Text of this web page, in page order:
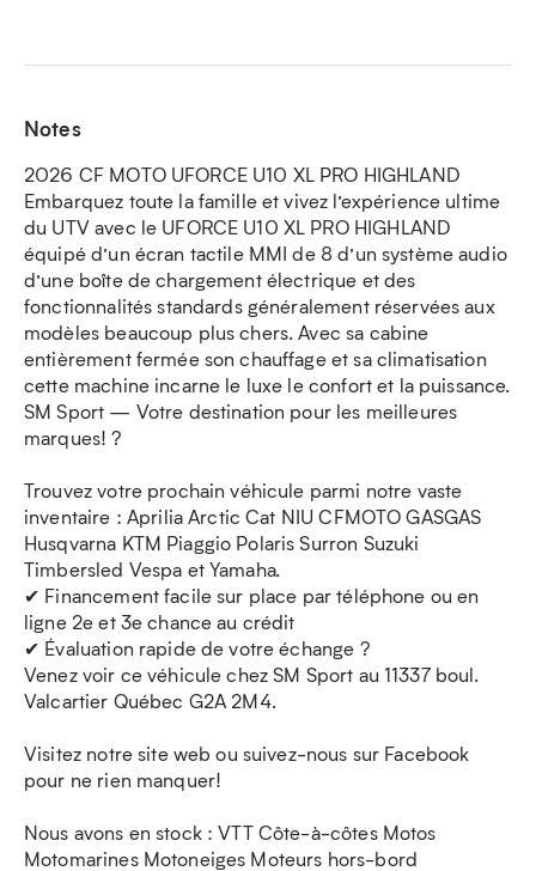
Notes
2026 CF MOTO UFORCE U10 XL PRO HIGHLAND
Embarquez toute la famille et vivez l’expérience ultime
du UTV avec le UFORCE U10 XL PRO HIGHLAND
équipé d’un écran tactile MMI de 8 d’un système audio
d’une boîte de chargement électrique et des
fonctionnalités standards généralement réservées aux
modèles beaucoup plus chers. Avec sa cabine
entièrement fermée son chauffage et sa climatisation
cette machine incarne le luxe le confort et la puissance.
SM Sport — Votre destination pour les meilleures
marques! ?
Trouvez votre prochain véhicule parmi notre vaste
inventaire : Aprilia Arctic Cat NIU CFMOTO GASGAS
Husqvarna KTM Piaggio Polaris Surron Suzuki
Timbersled Vespa et Yamaha.
✔ Financement facile sur place par téléphone ou en
ligne 2e et 3e chance au crédit
✔ Évaluation rapide de votre échange ?
Venez voir ce véhicule chez SM Sport au 11337 boul.
Valcartier Québec G2A 2M4.
Visitez notre site web ou suivez-nous sur Facebook
pour ne rien manquer!
Nous avons en stock : VTT Côte-à-côtes Motos
Motomarines Motoneiges Moteurs hors-bord